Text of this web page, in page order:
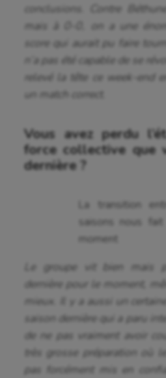
conclusions. Contre
mais à 0-0, on a une
score qui aurait pu faire
n’a pas été capable de se
relevé la tête ce week-end
un match correct.
Vous avez perdu
force collective que
dernière ?
La transition
saisons nous
moment
Le groupe vit bien mais
dernière pour le moment,
mieux. Il y a aussi un
saison dernière qui a paru
de ne pas vraiment avoir
très grosse préparation où
pas forcément mis en